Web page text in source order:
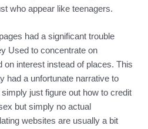
who appear like teenagers.
had a significant trouble
Used to concentrate on
on interest instead of places. This
had a unfortunate narrative to
just figure out how to credit
but simply no actual
websites are usually a bit